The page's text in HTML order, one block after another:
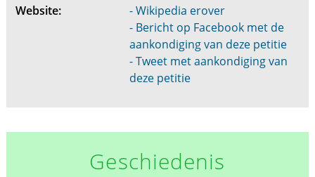
Website:
- Wikipedia erover
- Bericht op Facebook met de
aankondiging van deze petitie
- Tweet met aankondiging van
deze petitie
Geschiedenis